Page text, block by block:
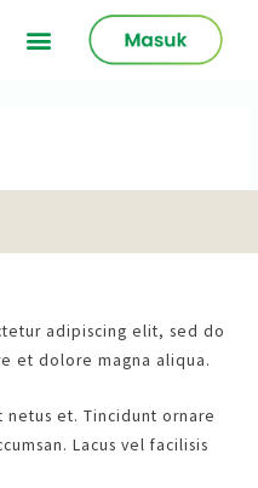
adipiscing elit, sed do
et dolore magna aliqua.
et. Tincidunt ornare
Lacus vel facilisis